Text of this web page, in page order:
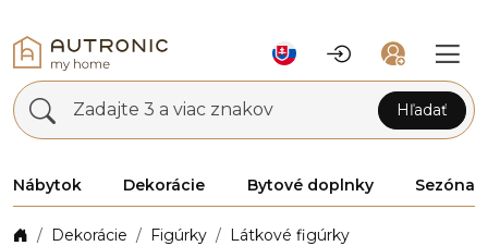
Zadajte 3 a viac znakov Hľadať
Nábytok Dekorácie Bytové doplnky Sezóna
Dekorácie Figúrky Látkové figúrky